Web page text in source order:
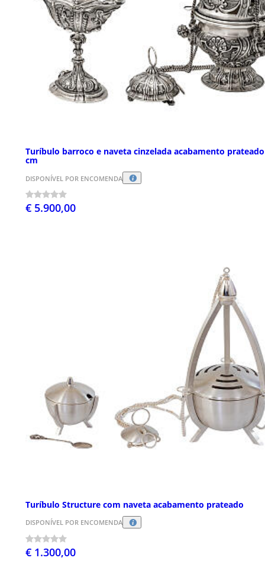
Turíbulo barroco e naveta cinzelada acabamento
cm
DISPONÍVEL POR ENCOMENDA
€ 5.900,00
Turíbulo Structure com naveta acabamento prateado
DISPONÍVEL POR ENCOMENDA
€ 1.300,00